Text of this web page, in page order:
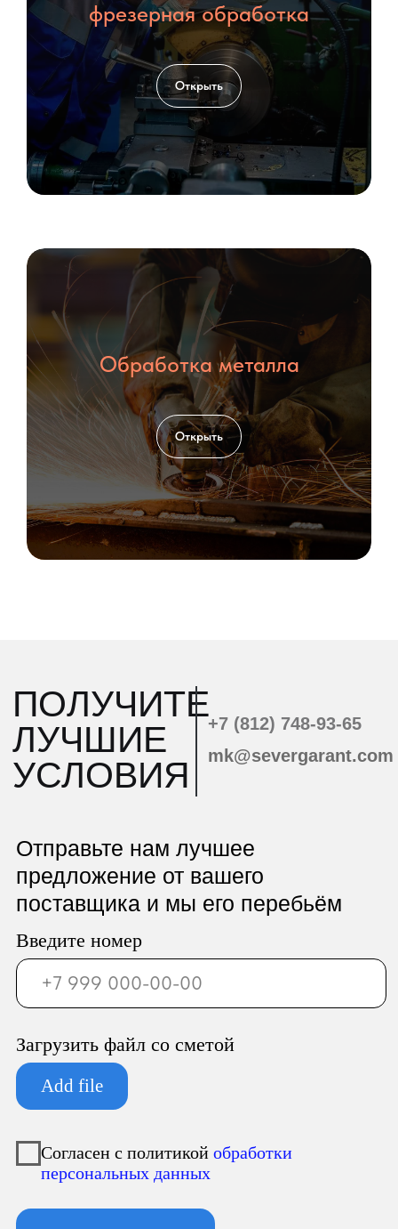
фрезерная обработка
Открыть
Обработка металла
Открыть
ООО «Север Гарант»
Юридический адрес:
196247, Санкт-Петербург г, вн.тер.г.
муниципальный округ
Новоизмайловское, пл. Конституции, д.
Фактический адрес:
муниципальный округ